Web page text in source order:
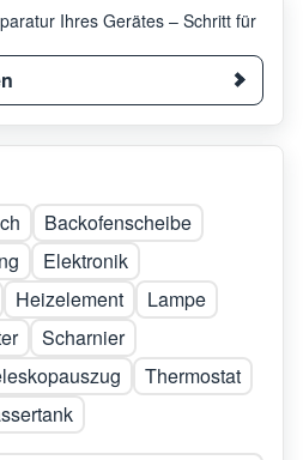
Ihres Gerätes – Schritt für
Backofenscheibe
Elektronik
Heizelement
Lampe
Scharnier
Thermostat